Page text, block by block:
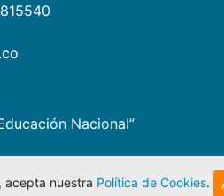
Nacional”
acepta nuestra Política de Cookies.